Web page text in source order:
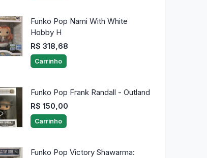
Funko Pop Nami With White
Hobby H
R$ 318,68
Carrinho
Funko Pop Frank Randall - Outland
R$ 150,00
Carrinho
Funko Pop Victory Shawarma: